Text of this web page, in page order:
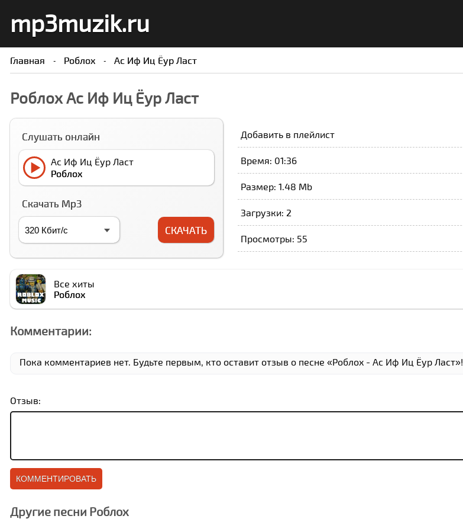
mp3muzik.ru
Главная Роблоx Ас Иф Иц Ёур Ласт
Роблоx Ас Иф Иц Ёур Ласт
Слушать онлайн
Ас Иф Иц Ёур Ласт
Роблоx
Скачать Mp3
СКАЧАТЬ
Добавить в плейлист
Время: 01:36
Размер: 1.48 Mb
Загрузки: 2
Просмотры: 55
Все хиты
Роблоx
Комментарии:
Пока комментариев нет. Будьте первым, кто оставит отзыв о песне «Роблоx - Ас Иф Иц Ёур Ласт»!
Отзыв:
Другие песни Роблоx